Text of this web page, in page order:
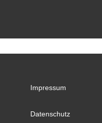
Impressum
Datenschutz